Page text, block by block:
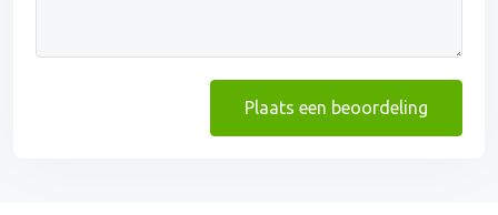
Plaats een beoordeling